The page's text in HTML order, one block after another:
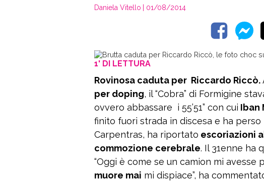
Daniela Vitello | 01/08/2014
1' DI LETTURA
Rovinosa caduta per Riccardo Riccò.
per doping, il “Cobra” di Formigine
ovvero abbassare i 55’51” con cui Iban
finito fuori strada in discesa e ha perso
Carpentras, ha riportato escoriazioni
commozione cerebrale. Il 31enne ha
“Oggi è come se un camion mi avesse
muore mai mi dispiace”, ha